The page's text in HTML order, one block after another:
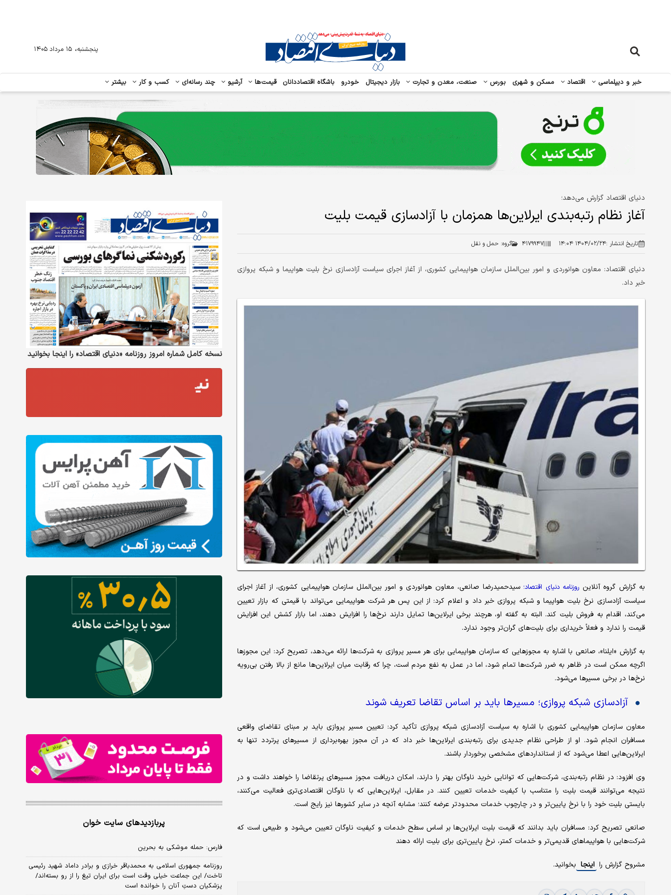
خبر و دیپلماسی اقتصاد مسکن و شهری بورس صنعت، معدن و تجارت بازار دیجیتال خودرو باشگاه اقتصاددانان قیمت‌ها آرشیو چند رسانه‌ای کسب و کار بیشتر
پنجشنبه، ۱۵ مرداد ۱۴۰۵
دنیای اقتصاد گزارش می‌دهد؛
آغاز نظام رتبه‌بندی ایرلاین‌ها همزمان با آزادسازی قیمت بلیت
تاریخ انتشار :۱۴۰۴/۰۲/۲۴ ۱۴:۰۴ ۴۱۷۹۹۴۷ گروه: حمل و نقل
دنیای اقتصاد: معاون هوانوردی و امور بین‌الملل سازمان هواپیمایی کشوری، از آغاز اجرای سیاست آزادسازی نرخ بلیت هواپیما و شبکه پروازی
خبر داد.
به گزارش گروه آنلاین روزنامه دنیای اقتصاد؛سیدحمیدرضا صانعی، معاون هوانوردی و امور بین‌الملل سازمان هواپیمایی کشوری، از آغاز اجرای
سیاست آزادسازی نرخ بلیت هواپیما و شبکه پروازی خبر داد و اعلام کرد: از این پس هر شرکت هواپیمایی می‌تواند با قیمتی که بازار تعیین
می‌کند، اقدام به فروش بلیت کند. البته به گفته او، هرچند برخی ایرلاین‌ها تمایل دارند نرخ‌ها را افزایش دهند، اما بازار کشش این افزایش
قیمت را ندارد و فعلاً خریداری برای بلیت‌های گران‌تر وجود ندارد.
به گزارش «ایلنا»، صانعی با اشاره به مجوزهایی که سازمان هواپیمایی برای هر مسیر پروازی به شرکت‌ها ارائه می‌دهد، تصریح کرد: این مجوزها
اگرچه ممکن است در ظاهر به ضرر شرکت‌ها تمام شود، اما در عمل به نفع مردم است، چرا که رقابت میان ایرلاین‌ها مانع از بالا رفتن بی‌رویه
نرخ‌ها در برخی مسیرها می‌شود.
آزادسازی شبکه پروازی؛ مسیرها باید بر اساس تقاضا تعریف شوند
معاون سازمان هواپیمایی کشوری با اشاره به سیاست آزادسازی شبکه پروازی تأکید کرد: تعیین مسیر پروازی باید بر مبنای تقاضای واقعی
مسافران انجام شود. او از طراحی نظام جدیدی برای رتبه‌بندی ایرلاین‌ها خبر داد که در آن مجوز بهره‌برداری از مسیرهای پرتردد تنها به
ایرلاین‌هایی اعطا می‌شود که از استانداردهای مشخصی برخوردار باشند.
وی افزود: در نظام رتبه‌بندی، شرکت‌هایی که توانایی خرید ناوگان بهتر را دارند، امکان دریافت مجوز مسیرهای پرتقاضا را خواهند داشت و در
نتیجه می‌توانند قیمت بلیت را متناسب با کیفیت خدمات تعیین کنند. در مقابل، ایرلاین‌هایی که با ناوگان اقتصادی‌تری فعالیت می‌کنند،
بایستی بلیت خود را با نرخ پایین‌تر و در چارچوب خدمات محدودتر عرضه کنند؛ مشابه آنچه در سایر کشورها نیز رایج است.
صانعی تصریح کرد: مسافران باید بدانند که قیمت بلیت ایرلاین‌ها بر اساس سطح خدمات و کیفیت ناوگان تعیین می‌شود و طبیعی است که
شرکت‌هایی با هواپیماهای قدیمی‌تر و خدمات کمتر، نرخ پایین‌تری برای بلیت ارائه دهند
مشروح گزارش را اینجا بخوانید.
نسخه کامل شماره امروز روزنامه «دنیای‌ اقتصاد» را اینجا بخوانید
پربازدیدهای سایت خوان
فارس: حمله موشکی به بحرین
روزنامه جمهوری اسلامی به محمدباقر خرازی و برادر داماد شهید رئیسی
تاخت/ این جماعت خیلی وقت است برای ایران تیغ را از رو بسته‌اند/
پزشکیان دستِ آنان را خوانده است